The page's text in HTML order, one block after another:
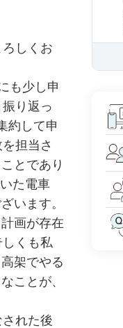
しくお
も少し申
り返っ
約して申
担当さ
とであり
た電車
います。
画が存在
くも私
架でやる
ことが、
れた後